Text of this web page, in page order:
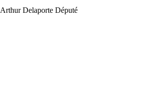
Arthur Delaporte Député